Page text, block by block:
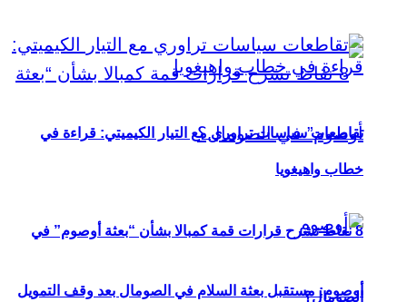
8 نقاط تشرح قرارات قمة كمبالا بشأن “بعثة أوصوم” في
الصومال؟
تقاطعات سياسات تراوري مع التيار الكيميتي: قراءة في
خطاب واهيغويا
أوصوم: مستقبل بعثة السلام في الصومال بعد وقف التمويل